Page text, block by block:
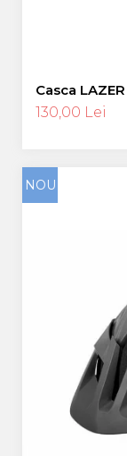
Casca
130,00 Lei
NOU